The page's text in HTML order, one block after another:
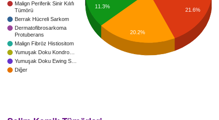
Malign Periferik Sinir Kılıfı
Tümörü
Berrak Hücreli Sarkom
Dermatofibrosarkoma
Protuberans
Malign Fibröz Histiositom
Yumuşak Doku Kondro…
Yumuşak Doku Ewing S…
Diğer
21.6%
11.3%
20.2%